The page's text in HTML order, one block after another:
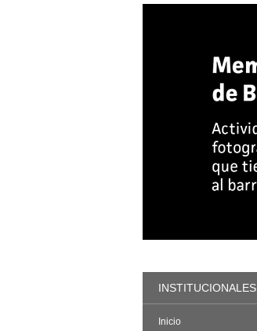
INSTITUCIONALES
Inicio